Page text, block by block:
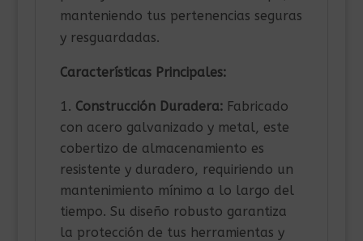
manteniendo tus pertenencias seguras
y resguardadas.
Características Principales:
Construcción Duradera:Fabricado
con acero galvanizado y metal, este
cobertizo de almacenamiento es
resistente y duradero, requiriendo un
mantenimiento mínimo a lo largo del
tiempo. Su diseño robusto garantiza
la protección de tus herramientas y